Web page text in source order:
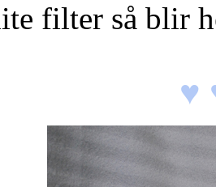
filter så blir
♥